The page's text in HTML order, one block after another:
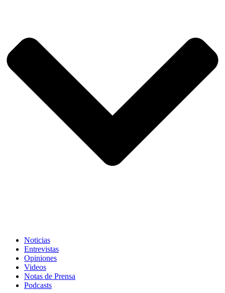
Noticias
Entrevistas
Opiniones
Videos
Notas de Prensa
Podcasts